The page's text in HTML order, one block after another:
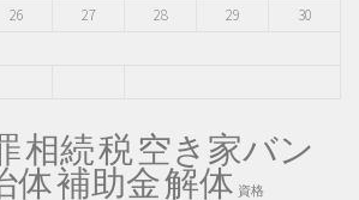
26 27 28 29
30
相続税空き家バン
体補助金解体 資格